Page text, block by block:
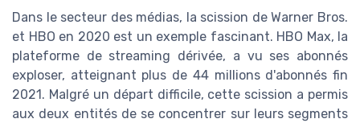
Dans le secteur des médias, la scission de Warner Bros.
et HBO en 2020 est un exemple fascinant. HBO Max, la
plateforme de streaming dérivée, a vu ses abonnés
exploser, atteignant plus de 44 millions d'abonnés fin
2021. Malgré un départ difficile, cette scission a permis
aux deux entités de se concentrer sur leurs segments